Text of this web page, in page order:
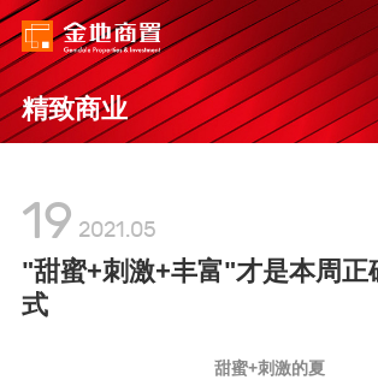
精致商业
19 2021.05
"甜蜜+刺激+丰富"才是本周正
式
甜蜜+刺激的夏